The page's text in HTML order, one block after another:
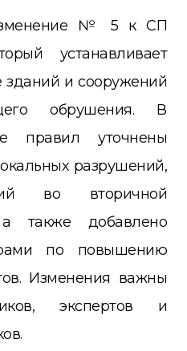
№ 5 к СП
устанавливает
зданий и сооружений
обрушения. В
правил уточнены
разрушений,
во вторичной
также добавлено
по повышению
Изменения важны
экспертов и